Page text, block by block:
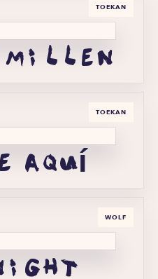
TOEKAN
TOEKAN
aquí
WOLF